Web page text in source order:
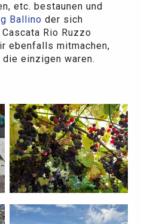
etc. bestaunen und
Ballino der sich
Rio Ruzzo
ebenfalls mitmachen,
einzigen waren.